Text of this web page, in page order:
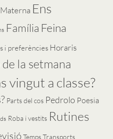
Ens
Família Feina
i preferències Horaris
la setmana
vingut a classe?
Parts del cos Pedrolo Poesia
Roba i vestits Rutines
TempsTransports